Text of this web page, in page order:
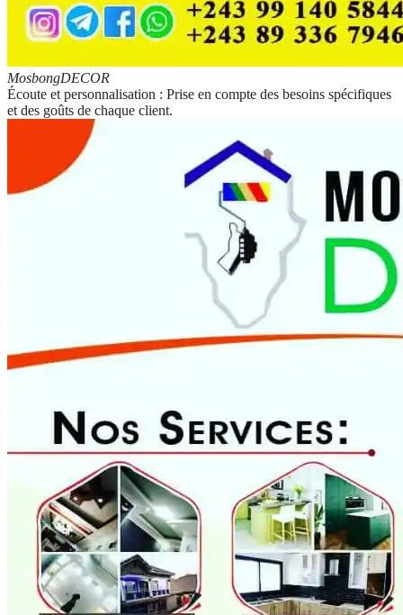
MosbongDECOR
Écoute et personnalisation : Prise en compte des besoins spécifiques
et des goûts de chaque client.